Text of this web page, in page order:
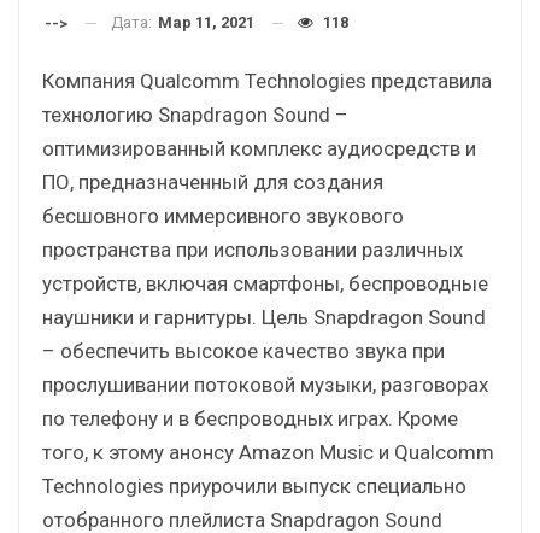
--> Дата: Мар 11, 2021 118
Компания Qualcomm Technologies представила
технологию Snapdragon Sound –
оптимизированный комплекс аудиосредств и
ПО, предназначенный для создания
бесшовного иммерсивного звукового
пространства при использовании различных
устройств, включая смартфоны, беспроводные
наушники и гарнитуры. Цель Snapdragon Sound
– обеспечить высокое качество звука при
прослушивании потоковой музыки, разговорах
по телефону и в беспроводных играх. Кроме
того, к этому анонсу Amazon Music и Qualcomm
Technologies приурочили выпуск специально
отобранного плейлиста Snapdragon Sound